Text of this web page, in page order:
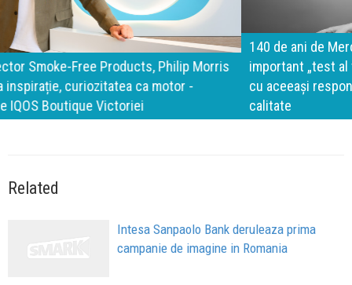
140 de ani de Mercedes-Benz. Ramona Pîrlog: Cel mai
important „test al timpului” este să inovăm constant, dar
cu aceeași responsabilitate față de oameni, siguranță și
calitate
Related
Intesa Sanpaolo Bank deruleaza prima
campanie de imagine in Romania